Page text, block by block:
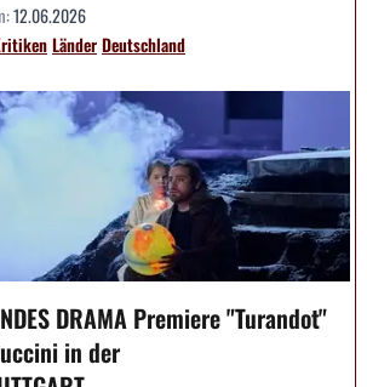
12.06.2026
LänderDeutschland
DRAMA Premiere "Turandot"
in der